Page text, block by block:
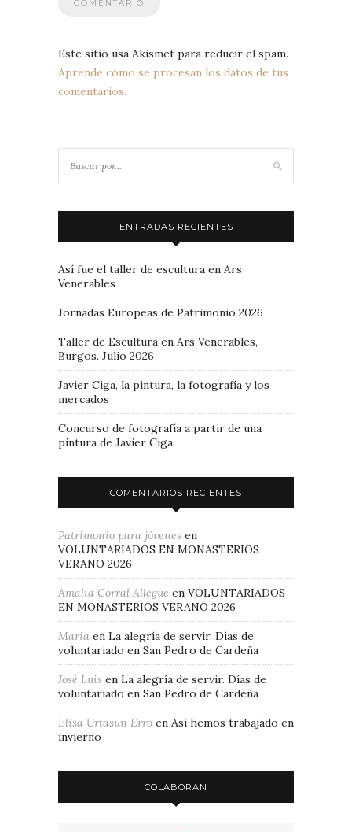
Este sitio usa Akismet para reducir el spam.
Aprende cómo se procesan los datos de tus
comentarios.
ENTRADAS RECIENTES
Así fue el taller de escultura en Ars
Venerables
Jornadas Europeas de Patrimonio 2026
Taller de Escultura en Ars Venerables,
Burgos. Julio 2026
Javier Ciga, la pintura, la fotografía y los
mercados
Concurso de fotografía a partir de una
pintura de Javier Ciga
COMENTARIOS RECIENTES
Patrimonio para jóvenes en
VOLUNTARIADOS EN MONASTERIOS
VERANO 2026
Amalia Corral Allegue en VOLUNTARIADOS
EN MONASTERIOS VERANO 2026
Maria en La alegría de servir. Días de
voluntariado en San Pedro de Cardeña
José Luis en La alegría de servir. Días de
voluntariado en San Pedro de Cardeña
Elisa Urtasun Erro en Así hemos trabajado en
invierno
COLABORAN